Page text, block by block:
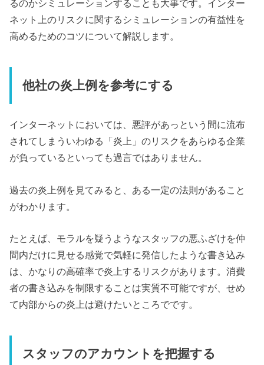
るのかシミュレーションすることも大事です。インター
ネット上のリスクに関するシミュレーションの有益性を
高めるためのコツについて解説します。
他社の炎上例を参考にする
インターネットにおいては、悪評があっという間に流布
されてしまういわゆる「炎上」のリスクをあらゆる企業
が負っているといっても過言ではありません。
過去の炎上例を見てみると、ある一定の法則があること
がわかります。
たとえば、モラルを疑うようなスタッフの悪ふざけを仲
間内だけに見せる感覚で気軽に発信したような書き込み
は、かなりの高確率で炎上するリスクがあります。消費
者の書き込みを制限することは実質不可能ですが、せめ
て内部からの炎上は避けたいところでです。
スタッフのアカウントを把握する